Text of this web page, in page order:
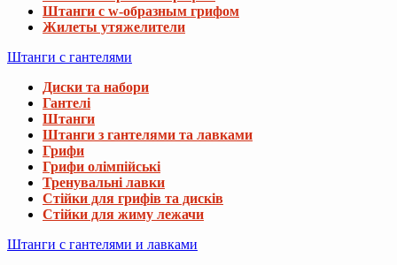
Штанги с w-образным грифом
Жилеты утяжелители
Штанги с гантелями
Диски та набори
Гантелі
Штанги
Штанги з гантелями та лавками
Грифи
Грифи олімпійські
Тренувальні лавки
Стійки для грифів та дисків
Стійки для жиму лежачи
Штанги с гантелями и лавками